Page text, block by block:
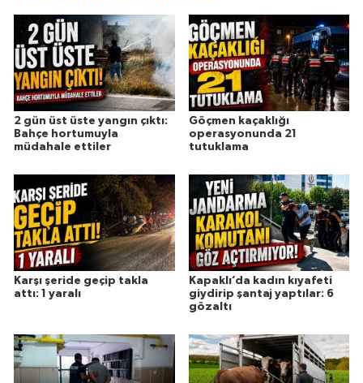
2 gün üst üste yangın çıktı:
Bahçe hortumuyla
müdahale ettiler
Göçmen kaçaklığı
operasyonunda 21
tutuklama
Karşı şeride geçip takla
attı: 1 yaralı
Kapaklı’da kadın kıyafeti
giydirip şantaj yaptılar: 6
gözaltı